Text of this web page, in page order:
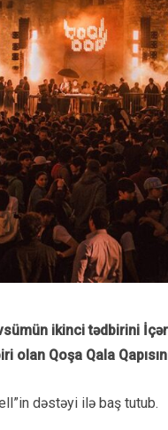
ikinci tədbirini
olan Qoşa Qala
dəstəyi ilə baş tutub.